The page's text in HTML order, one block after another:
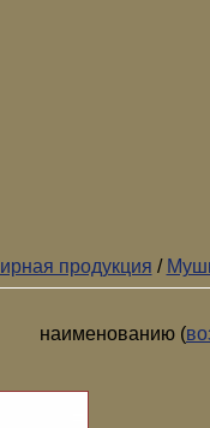
продукция /
наименованию (